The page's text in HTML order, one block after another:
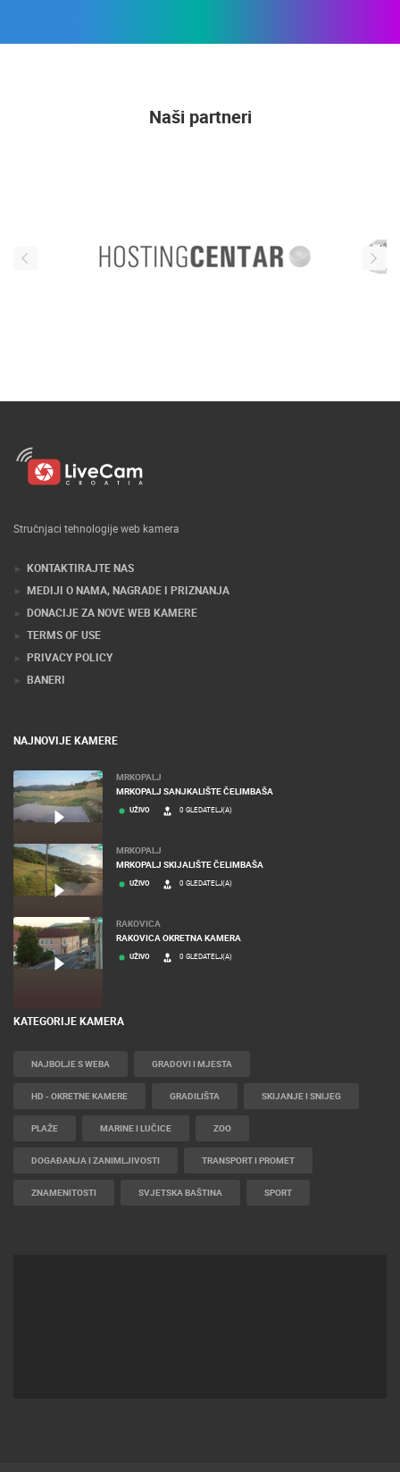
Naši partneri
Stručnjaci tehnologije web kamera
KONTAKTIRAJTE NAS
MEDIJI O NAMA, NAGRADE I PRIZNANJA
DONACIJE ZA NOVE WEB KAMERE
TERMS OF USE
PRIVACY POLICY
BANERI
NAJNOVIJE KAMERE
MRKOPALJ
MRKOPALJ SANJKALIŠTE ČELIMBAŠA
UŽIVO 0 GLEDATELJ(A)
MRKOPALJ
MRKOPALJ SKIJALIŠTE ČELIMBAŠA
UŽIVO 0 GLEDATELJ(A)
RAKOVICA
RAKOVICA OKRETNA KAMERA
UŽIVO 0 GLEDATELJ(A)
KATEGORIJE KAMERA
NAJBOLJE S WEBA GRADOVI I MJESTA
HD - OKRETNE KAMERE GRADILIŠTA SKIJANJE I SNIJEG
PLAŽE MARINE I LUČICE ZOO
DOGAĐANJA I ZANIMLJIVOSTI TRANSPORT I PROMET
ZNAMENITOSTI SVJETSKA BAŠTINA SPORT